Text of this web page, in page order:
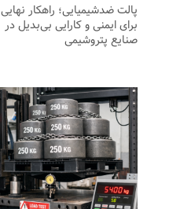
پالت ضدشیمیایی؛ راهکار نهایی
برای ایمنی و کارایی بی‌بدیل در
صنایع پتروشیمی